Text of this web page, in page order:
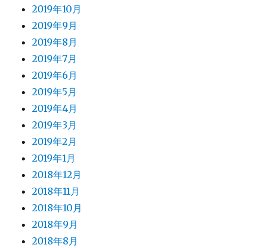
2019年10月
2019年9月
2019年8月
2019年7月
2019年6月
2019年5月
2019年4月
2019年3月
2019年2月
2019年1月
2018年12月
2018年11月
2018年10月
2018年9月
2018年8月